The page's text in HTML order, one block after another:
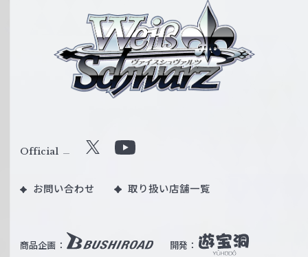
ス
ル
W
ß
商品企画： 開発：
Official X
u
b
お問い合わせ 取り扱い店舗一覧